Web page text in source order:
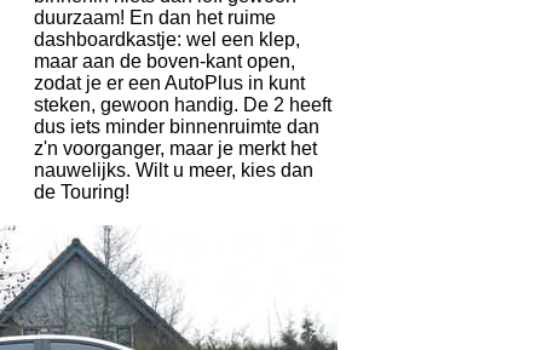
duurzaam! En dan het ruime
dashboardkastje: wel een klep,
maar aan de boven-kant open,
zodat je er een AutoPlus in kunt
steken, gewoon handig. De 2 heeft
dus iets minder binnenruimte dan
z'n voorganger, maar je merkt het
nauwelijks. Wilt u meer, kies dan
de Touring!